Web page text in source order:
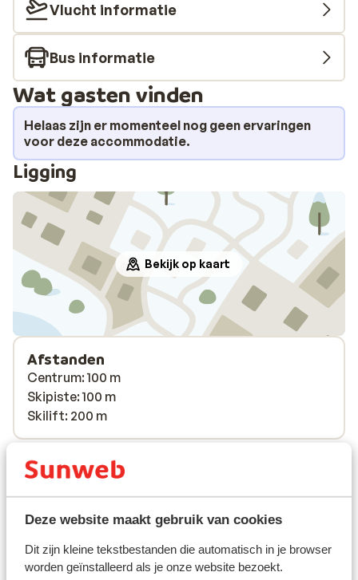
Deze website maakt gebruik van cookies
Dit zijn kleine tekstbestanden die automatisch in je browser
worden geïnstalleerd als je onze website bezoekt.
Vlucht informatie
Bus informatie
Wat gasten vinden
Helaas zijn er momenteel nog geen ervaringen
voor deze accommodatie.
Ligging
Bekijk op kaart
Afstanden
Centrum: 100 m
Skipiste: 100 m
Skilift: 200 m
Skipas
Skilessen